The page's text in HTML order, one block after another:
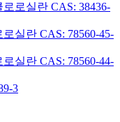
로실란 CAS: 38436-
실란 CAS: 78560-45-
실란 CAS: 78560-44-
3